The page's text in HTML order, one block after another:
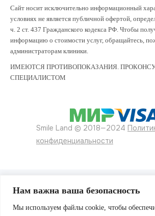
Нам важна ваша безопасность
Мы используем файлы cookie, чтобы
Сайт носит исключительно информационный
условиях не является публичной офертой,
ч. 2 ст. 437 Гражданского кодекса РФ. Чтобы
информацию о стоимости услуг, обращайтесь,
администраторам клиники.
ИМЕЮТСЯ ПРОТИВОПОКАЗАНИЯ.
СПЕЦИАЛИСТОМ
Smile Land © 2018—2024
конфиденциальности